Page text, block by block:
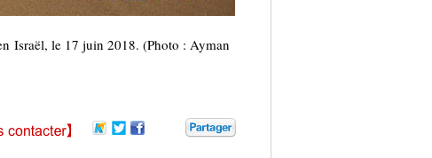
Israël, le 17 juin 2018. (Photo : Ayman